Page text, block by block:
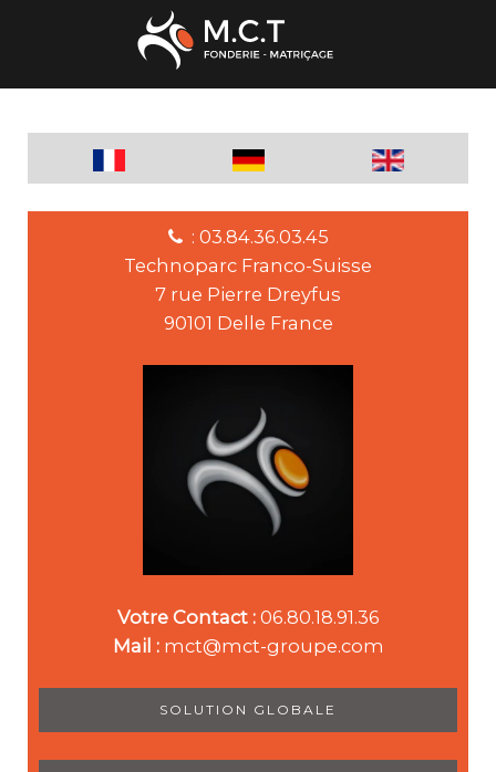
: 03.84.36.03.45
Technoparc Franco-Suisse
7 rue Pierre Dreyfus
90101 Delle France
Votre Contact : 06.80.18.91.36
Mail : mct@mct-groupe.com
SOLUTION GLOBALE